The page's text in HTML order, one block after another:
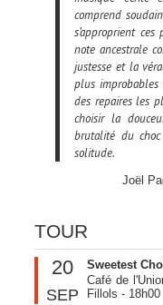
comprend
s’approprient
note ancestrale
justesse et la
plus
des repaires les
choisir la
brutalité du
solitude.
Joël
TOUR
20
SEP
Sweetest
Café de
Fillols - 18h00